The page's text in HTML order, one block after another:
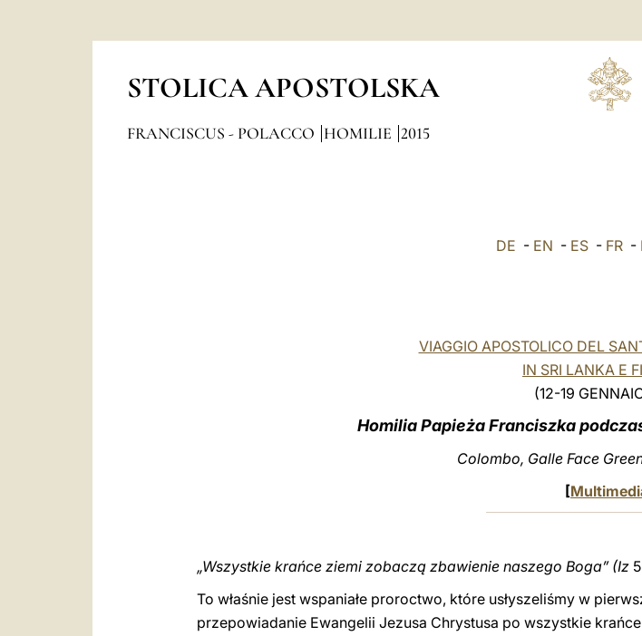
STOLICA APOSTOLSKA
FRANCISCUS - POLACCO HOMILIE 2015
DE - EN - ES - FR -
VIAGGIO APOSTOLICO DEL
IN SRI LANKA E
(12-19
Homilia Papieża Franciszka
Colombo, Galle Face
[
„Wszystkie krańce ziemi zobaczą zbawienie naszego Boga” (Iz
To właśnie jest wspaniałe proroctwo, które usłyszeliśmy w
przepowiadanie Ewangelii Jezusa Chrystusa po wszystkie